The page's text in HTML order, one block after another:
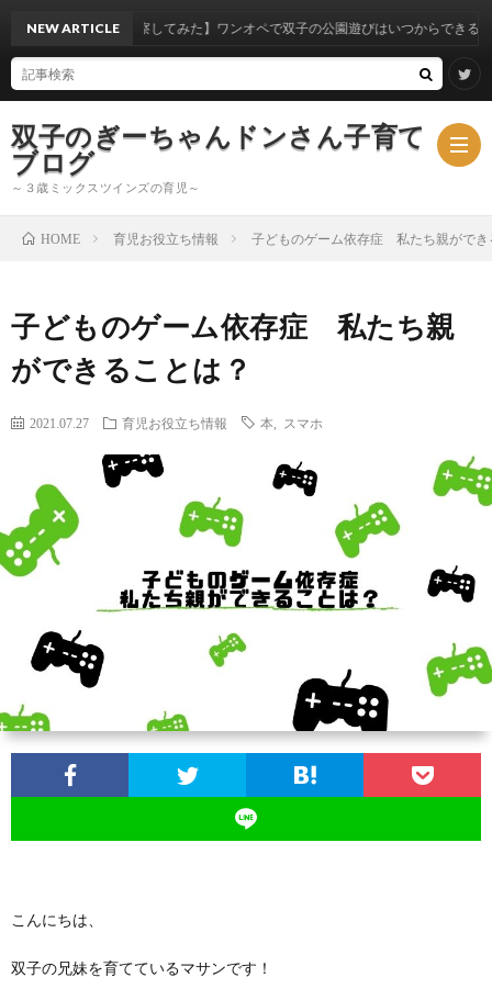
双子のぎーちゃんドンさん子育て
ブログ
～３歳ミックスツインズの育児～
ン
ズ
の
NEW ARTICLE
体験から考察してみた】ワンオペで双子の公園遊びはいつからできるのか？
HOME 育児お役立ち情報 子どものゲーム依存症 私たち親ができ
子どものゲーム依存症 私たち親
ができることは？
2021.07.27 育児お役立ち情報 本 スマホ
こんにちは、
双子の兄妹を育てているマサンです！